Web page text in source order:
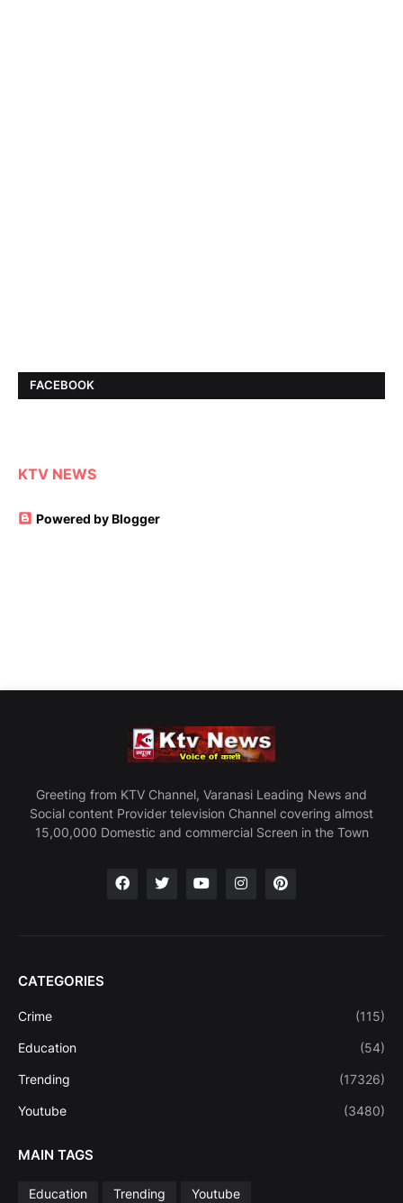
FACEBOOK
KTV NEWS
Powered by Blogger
Greeting from KTV Channel, Varanasi Leading News and
Social content Provider television Channel covering almost
15,00,000 Domestic and commercial Screen in the Town
CATEGORIES
Crime (115)
Education (54)
Trending (17326)
Youtube (3480)
MAIN TAGS
Education Trending Youtube